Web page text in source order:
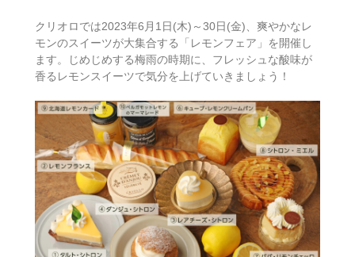
クリオロでは2023年6月1日(木)～30日(金)、爽やかなレ
モンのスイーツが大集合する「レモンフェア」を開催し
ます。じめじめする梅雨の時期に、フレッシュな酸味が
香るレモンスイーツで気分を上げていきましょう！